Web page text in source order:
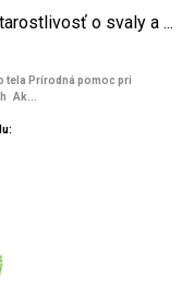
o svaly a ...
tela Prírodná pomoc pri
Ak...